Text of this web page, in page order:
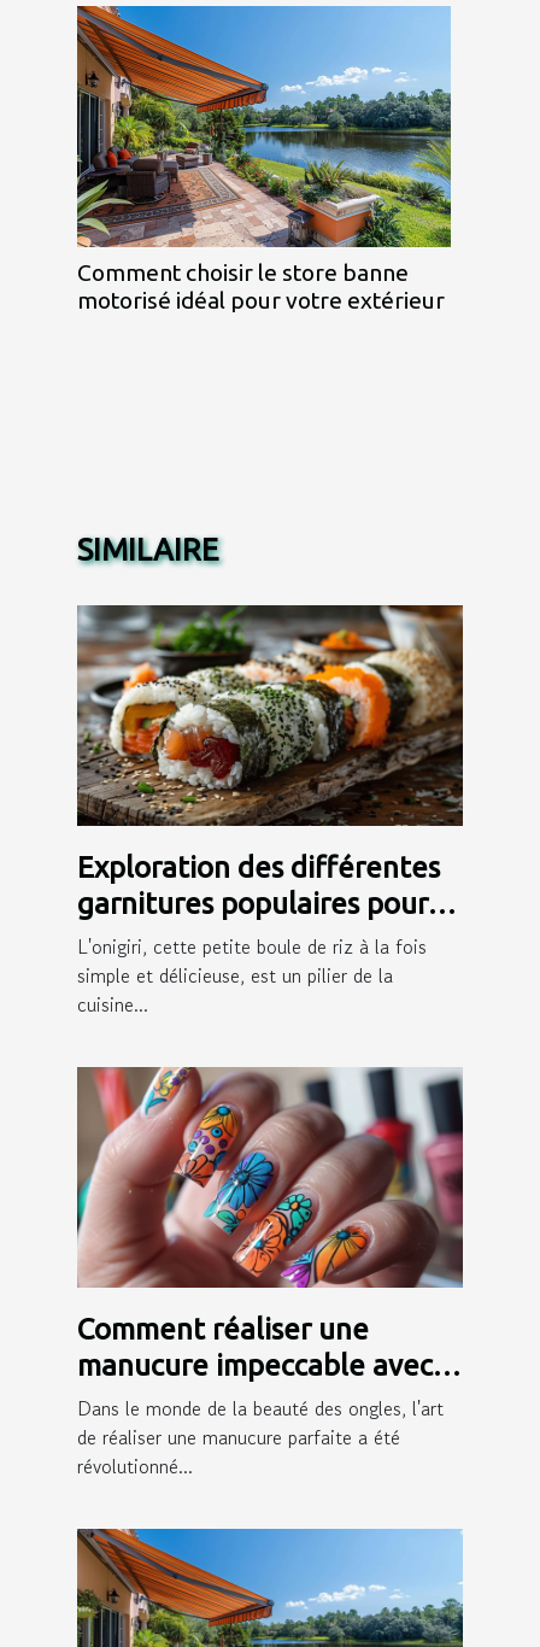
Comment choisir le store banne
motorisé idéal pour votre extérieur
SIMILAIRE
Exploration des différentes
garnitures populaires pour
onigiri
L'onigiri, cette petite boule de riz à la fois
simple et délicieuse, est un pilier de la
cuisine...
Comment réaliser une
manucure impeccable avec
des autocollants pour ongles
Dans le monde de la beauté des ongles, l'art
de réaliser une manucure parfaite a été
révolutionné...